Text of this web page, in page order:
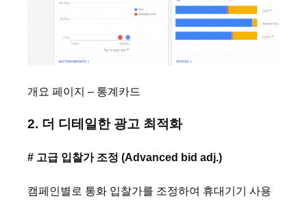
개요 페이지 – 통계카드
2. 더 디테일한 광고 최적화
# 고급 입찰가 조정 (Advanced bid adj.)
캠페인별로 통화 입찰가를 조정하여 휴대기기 사용